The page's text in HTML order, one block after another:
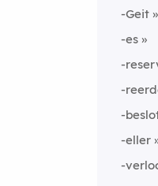
-Geit
-es
-
-
-
-eller
-